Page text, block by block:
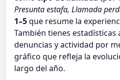
Presunta estafa, Llamada
1–5que resume la
También tienes estadísticas
denuncias y actividad por
gráfico que refleja la
largo del año.